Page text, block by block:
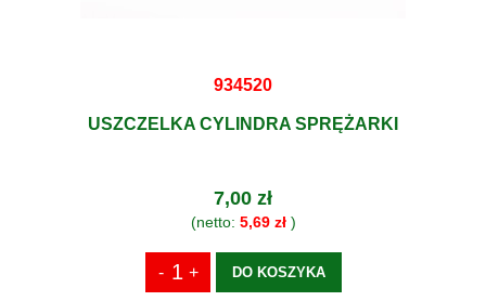
934520
USZCZELKA CYLINDRA SPRĘŻARKI
7,00 zł
(netto: 5,69 zł)
DO KOSZYKA